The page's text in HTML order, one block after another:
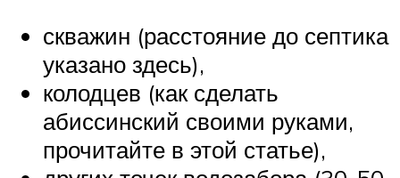
скважин (расстояние до септика
указано здесь),
колодцев (как сделать
абиссинский своими руками,
прочитайте в этой статье),